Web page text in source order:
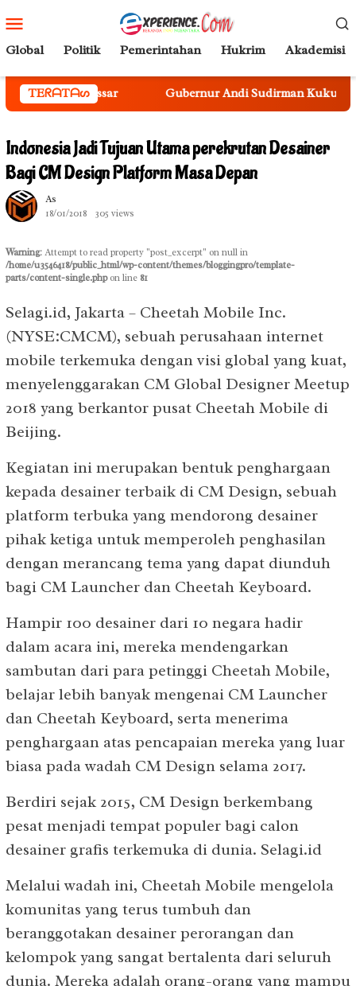
ke
kontenMobile
Global Politik Pemerintahan Hukrim Akademisi
TEᖇᗩTᗩᔕ
Gubernur Andi Sudirman Kukuhkan Sekda Sulsel
Indonesia Jadi Tujuan Utama perekrutan Desainer
Bagi CM Design Platform Masa Depan
As
18/01/2018
305 views
Warning: Attempt to read property "post_excerpt" on null in
/home/u3546418/public_html/wp-content/themes/bloggingpro/template-
parts/content-single.phpon line 81
Selagi.id, Jakarta – Cheetah Mobile Inc.
(NYSE:CMCM), sebuah perusahaan internet
mobile terkemuka dengan visi global yang kuat,
menyelenggarakan CM Global Designer Meetup
2018 yang berkantor pusat Cheetah Mobile di
Beijing.
Kegiatan ini merupakan bentuk penghargaan
kepada desainer terbaik di CM Design, sebuah
platform terbuka yang mendorong desainer
pihak ketiga untuk memperoleh penghasilan
dengan merancang tema yang dapat diunduh
bagi CM Launcher dan Cheetah Keyboard.
Hampir 100 desainer dari 10 negara hadir
dalam acara ini, mereka mendengarkan
sambutan dari para petinggi Cheetah Mobile,
belajar lebih banyak mengenai CM Launcher
dan Cheetah Keyboard, serta menerima
penghargaan atas pencapaian mereka yang luar
biasa pada wadah CM Design selama 2017.
Berdiri sejak 2015, CM Design berkembang
pesat menjadi tempat populer bagi calon
desainer grafis terkemuka di dunia. Selagi.id
Melalui wadah ini, Cheetah Mobile mengelola
komunitas yang terus tumbuh dan
beranggotakan desainer perorangan dan
kelompok yang sangat bertalenta dari seluruh
dunia. Mereka adalah orang-orang yang mampu